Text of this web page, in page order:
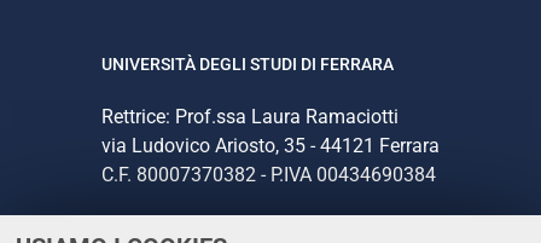
UNIVERSITÀ DEGLI STUDI DI FERRARA
Rettrice: Prof.ssa Laura Ramaciotti
via Ludovico Ariosto, 35 - 44121 Ferrara
C.F. 80007370382 - P.IVA 00434690384